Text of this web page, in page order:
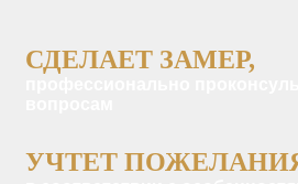
СДЕЛАЕТ ЗАМЕР,
УЧТЕТ